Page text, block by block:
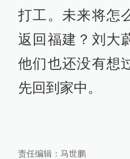
打工。未来将怎
返回福建？刘大
他们也还没有想
先回到家中。
责任编辑： 马世鹏